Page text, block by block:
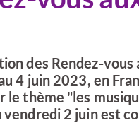
des Rendez-vous
4 juin 2023, en
le thème "les
vendredi 2 juin est